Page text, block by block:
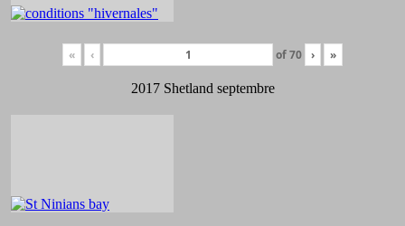
« ‹ of70 › »
2017 Shetland septembre